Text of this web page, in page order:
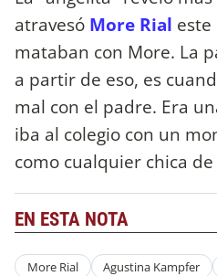
atravesó More Rial este
mataban con More. La
a partir de eso, es
mal con el padre. Era
iba al colegio con un
como cualquier chica
EN ESTA NOTA
More Rial Agustina Kampfer